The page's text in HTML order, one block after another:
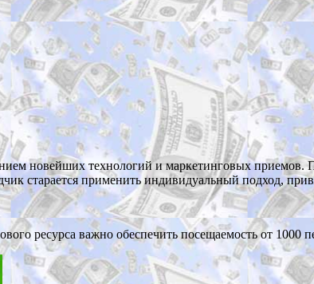
новейших технологий и маркетинговых
старается применить индивидуальный подход,
ресурса важно обеспечить посещаемость от 1000